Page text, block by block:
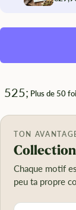
525; Plus de 50
TON
Chaque motif
peu ta propre